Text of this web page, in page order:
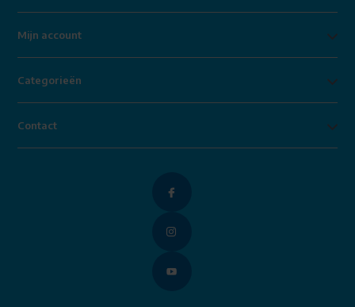
Mijn account
Categorieën
Contact